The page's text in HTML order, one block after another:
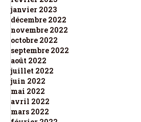
janvier 2023
décembre 2022
novembre 2022
octobre 2022
septembre 2022
août 2022
juillet 2022
juin 2022
mai 2022
avril 2022
mars 2022